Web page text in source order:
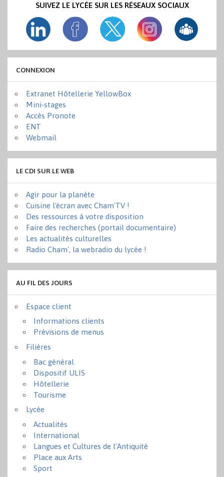
SUIVEZ LE LYCÉE SUR LES RÉSEAUX SOCIAUX
CONNEXION
Extranet Hôtellerie YellowBox
Mini-stages
Accès Pronote
ENT
Webmail
LE CDI SUR LE WEB
Agir pour la planète
Cuisine l'écran avec Cham'TV !
Des ressources à votre disposition
Faire des recherches (portail documentaire)
Les actualités culturelles
Radio Cham', la webradio du lycée !
AU FIL DES JOURS
Espace client
Informations clients
Prévisions de menus
Filières
Bac général
Dispositif ULIS
Hôtellerie
Tourisme
Lycée
Actualités
International
Langues et Cultures de l'Antiquité
Place aux Arts
Sport